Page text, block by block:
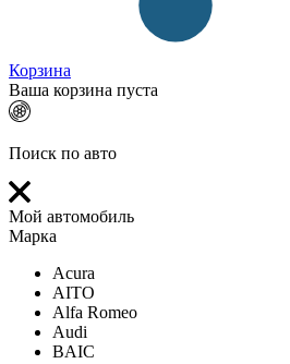
Корзина
Ваша корзина пуста
Поиск по авто
Мой автомобиль
Марка
Acura
AITO
Alfa Romeo
Audi
BAIC